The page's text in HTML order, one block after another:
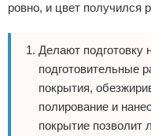
ровно, и цвет получился
Делают подготовку
подготовительные
покрытия,
полирование и
покрытие позволит